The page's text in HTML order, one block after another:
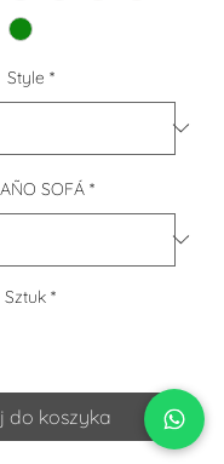
Style *
SOFÁ *
Sztuk *
do koszyka